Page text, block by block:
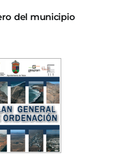
del municipio